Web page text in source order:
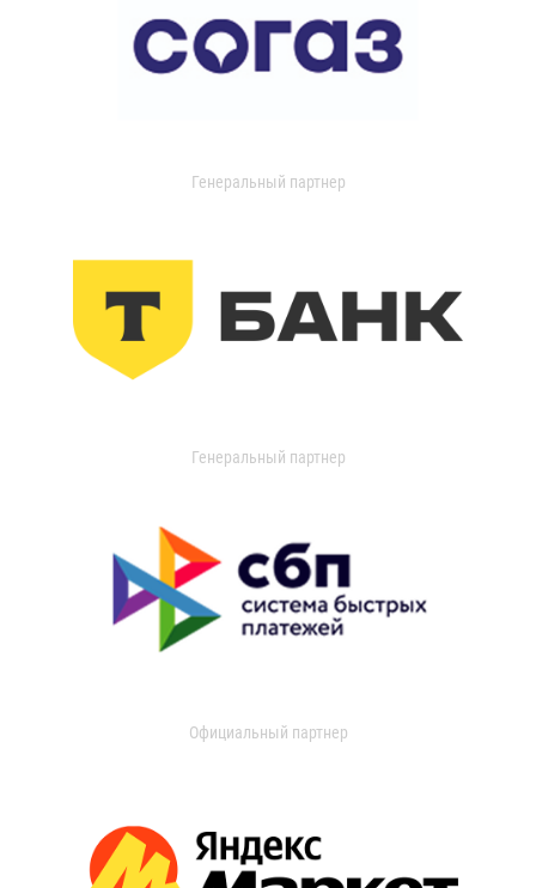
Генеральный партнер
Генеральный партнер
Официальный партнер